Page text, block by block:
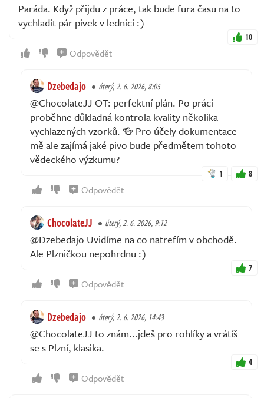
Paráda. Když přijdu z práce, tak bude fura času na to
vychladit pár pivek v lednici :)
10
Odpovědět
Dzebedajo úterý, 2. 6. 2026, 8:05
@ChocolateJJ OT: perfektní plán. Po práci
proběhne důkladná kontrola kvality několika
vychlazených vzorků. 🍻 Pro účely dokumentace
mě ale zajímá jaké pivo bude předmětem tohoto
vědeckého výzkumu?
1 8
Odpovědět
ChocolateJJ úterý, 2. 6. 2026, 9:12
@Dzebedajo Uvidíme na co natrefím v obchodě.
Ale Plzničkou nepohrdnu :)
7
Odpovědět
Dzebedajo úterý, 2. 6. 2026, 14:43
@ChocolateJJ to znám...jdeš pro rohlíky a vrátíš
se s Plzní, klasika.
4
Odpovědět